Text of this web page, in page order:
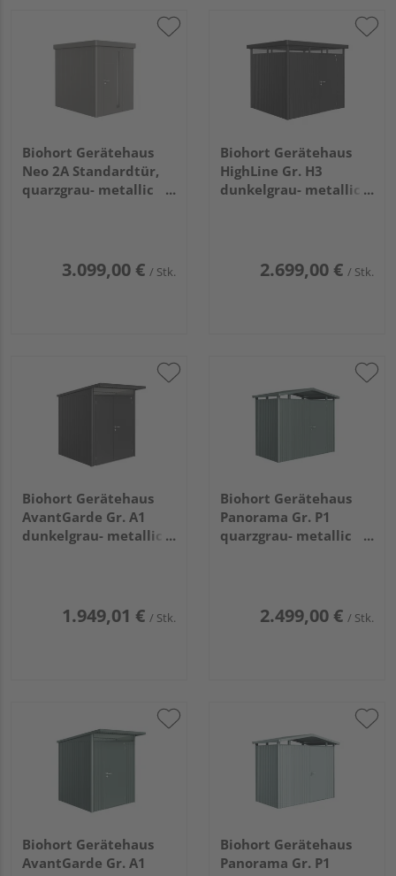
Biohort Gerätehaus
Neo 2A Standardtür,
quarzgrau- metallic
3.099,00 € / Stk.
Biohort Gerätehaus
HighLine Gr. H3
dunkelgrau- metallic,
2.699,00 € / Stk.
Biohort Gerätehaus
AvantGarde Gr. A1
dunkelgrau- metallic
1.949,01 € / Stk.
Biohort Gerätehaus
Panorama Gr. P1
quarzgrau- metallic
2.499,00 € / Stk.
Biohort Gerätehaus
AvantGarde Gr. A1
Biohort Gerätehaus
Panorama Gr. P1